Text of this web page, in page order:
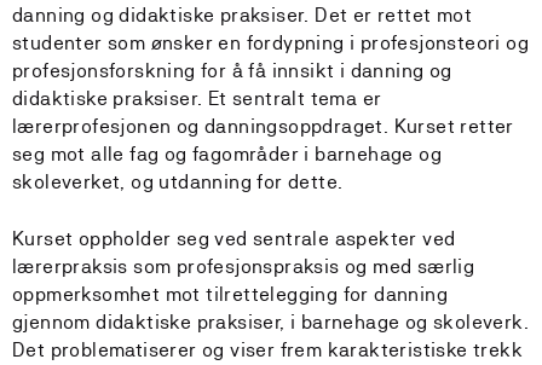
danning og didaktiske praksiser. Det er rettet mot
studenter som ønsker en fordypning i profesjonsteori og
profesjonsforskning for å få innsikt i danning og
didaktiske praksiser. Et sentralt tema er
lærerprofesjonen og danningsoppdraget. Kurset retter
seg mot alle fag og fagområder i barnehage og
skoleverket, og utdanning for dette.
Kurset oppholder seg ved sentrale aspekter ved
lærerpraksis som profesjonspraksis og med særlig
oppmerksomhet mot tilrettelegging for danning
gjennom didaktiske praksiser, i barnehage og skoleverk.
Det problematiserer og viser frem karakteristiske trekk